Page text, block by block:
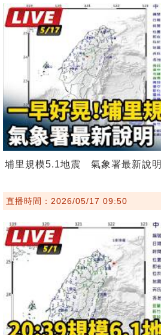
埔里規模5.1地震 氣象署最新說明
直播時間：2026/05/17 09:50